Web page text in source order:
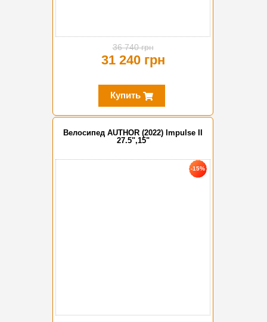
36 740 грн
31 240 грн
Купить
Велосипед AUTHOR (2022) Impulse II
27.5",15"
-15%